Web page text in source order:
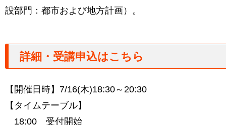
設部門：都市および地方計画）。
詳細・受講申込はこちら
【開催日時】7/16(木)18:30～20:30
【タイムテーブル】
18:00 受付開始